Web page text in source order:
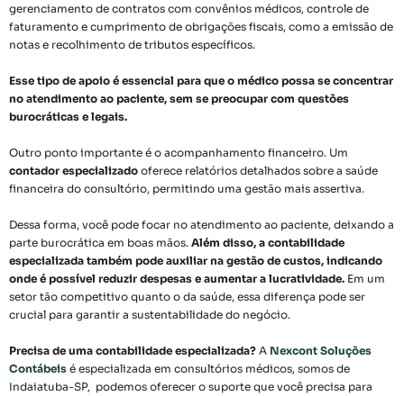
gerenciamento de contratos com convênios médicos, controle de
faturamento e cumprimento de obrigações fiscais, como a emissão de
notas e recolhimento de tributos específicos.
Esse tipo de apoio é essencial para que o médico possa se concentrar
no atendimento ao paciente, sem se preocupar com questões
burocráticas e legais.
Outro ponto importante é o acompanhamento financeiro. Um
contador especializado oferece relatórios detalhados sobre a saúde
financeira do consultório, permitindo uma gestão mais assertiva.
Dessa forma, você pode focar no atendimento ao paciente, deixando a
parte burocrática em boas mãos. Além disso, a contabilidade
especializada também pode auxiliar na gestão de custos, indicando
onde é possível reduzir despesas e aumentar a lucratividade. Em um
setor tão competitivo quanto o da saúde, essa diferença pode ser
crucial para garantir a sustentabilidade do negócio.
Precisa de uma contabilidade especializada? A Nexcont Soluções
Contábeis é especializada em consultórios médicos, somos de
Indaiatuba-SP, podemos oferecer o suporte que você precisa para